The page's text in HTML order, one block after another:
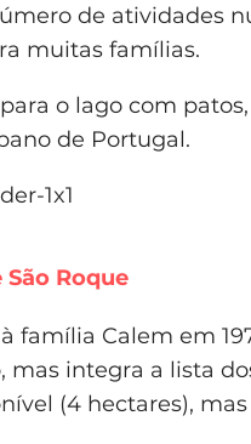
de atividades
muitas famílias.
o lago com
de Portugal.
São Roque
família Calem em
mas integra a lista
(4 hectares),